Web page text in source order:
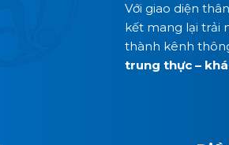
Với giao diện
kết mang lại trải
thành kênh
trung thực –